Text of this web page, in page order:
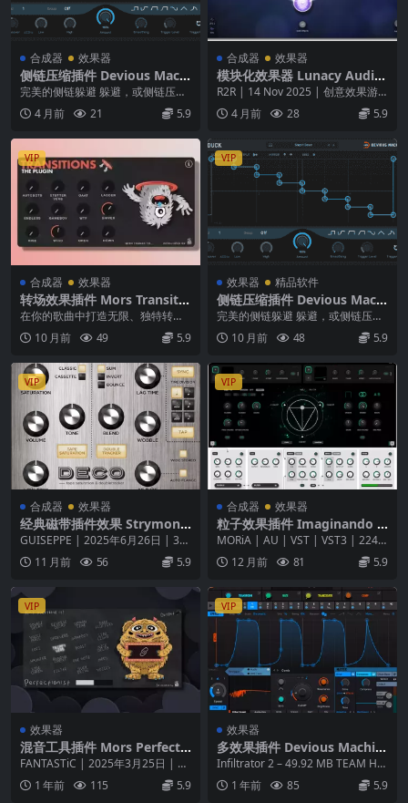
合成器 效果器
侧链压缩插件 Devious Machi
nes Duck v2.0.27 WiN MAC
完美的侧链躲避 躲避，或侧链压
缩，是现代音乐的决定性效果之
一。从经典的房子到现代...
4 月前 21 5.9
合成器 效果器
模块化效果器 Lunacy Audio
BEAM v2.1.0 Incl Keygen-R
2R
R2R | 14 Nov 2025 | 创意效果游
乐场 BEAM 2.0 是一个...
4 月前 28 5.9
VIP
合成器 效果器
转场效果插件 Mors Transitio
ns Plugin WiN MacOSX Ma
x 4 Live
在你的歌曲中打造无限、独特转场
效果的最简单且最有创意的方法🔥
🎚️ 简单模式（S...
10 月前 49 5.9
VIP
效果器 精品软件
侧链压缩插件 Devious Machi
nes Duck v1.3.12 WiN MAC
完美的侧链躲避 躲避，或侧链压
缩，是现代音乐的决定性效果之
一。从经典的房子到现代...
10 月前 48 5.9
VIP
合成器 效果器
经典磁带插件效果 Strymon
Deco Plugin v1.0.0 ARM ma
GUISEPPE | 2025年6月26日 | 37
MB 在当今，现代录音工程...
11 月前 56 5.9
VIP
合成器 效果器
粒子效果插件 Imaginando G
RFX 1.0.0 MAC
MORiA | AU | VST | VST3 | 224.7
MB GRFX ...
12 月前 81 5.9
VIP
效果器
混音工具插件 Mors Perfecti
onist v1.0.0 WiN OSX-FANT
ASTiC
FANTASTiC | 2025年3月25日 | 52
MB我很难过度思考效果的...
1 年前 115 5.9
VIP
效果器
多效果插件 Devious Machin
es Infiltrator 2.5.13 macOS
[HCiSO]
Infiltrator 2 – 49.92 MB TEAM HCi
SO | 03...
1 年前 85 5.9